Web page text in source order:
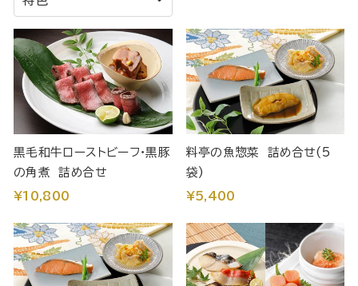
序
黒毛和牛ローストビーフ・黒豚
の角煮 詰め合せ
¥10,800
料亭の魚惣菜 詰め合せ(5
袋)
¥5,400